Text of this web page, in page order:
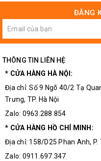
ĐĂNG
THÔNG TIN LIÊN HỆ
* CỬA HÀNG HÀ NỘI:
Địa chỉ: Số 9 Ngõ 40/2 Tạ
Trưng, TP. Hà Nội
Zalo: 0963.288.854
* CỬA HÀNG HỒ CHÍ MINH:
Địa chỉ: 158/D25 Phan Anh, P.
Zalo: 0911.697.347